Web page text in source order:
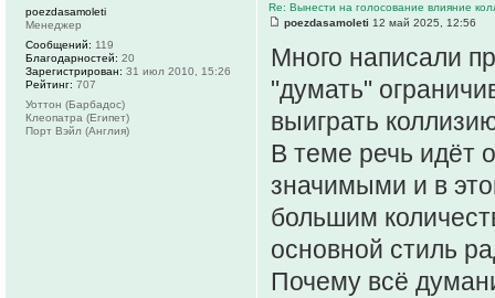
Re: Вынести на голосование влияние
poezdasamoleti 12 май 2025, 12:56
Много написали
"думать"
выиграть
В теме речь идёт
значимыми и в
большим
основной стиль
Почему всё
poezdasamoleti
Менеджер
Сообщений: 119
Благодарностей: 20
Зарегистрирован: 31 июл 2010, 15:26
Рейтинг: 707
Уоттон (Барбадос)
Клеопатра (Египет)
Порт Вэйл (Англия)